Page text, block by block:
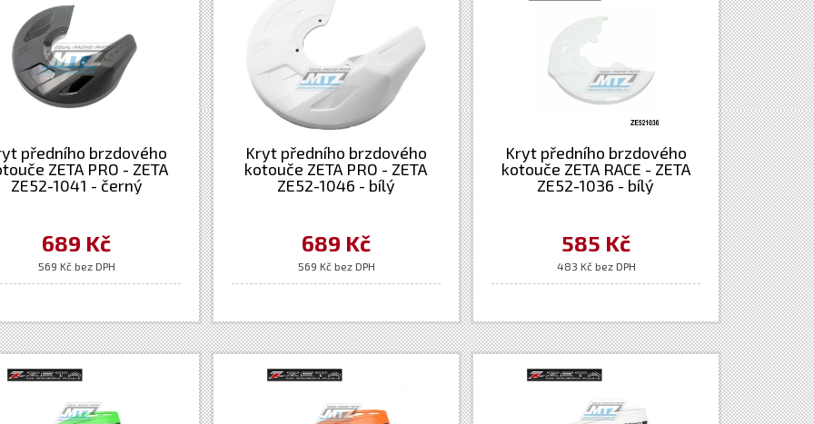
předního brzdového
ZETA PRO - ZETA
ZE52-1041 - černý
689 Kč
569 Kč bez DPH
Kryt předního brzdového
kotouče ZETA PRO - ZETA
ZE52-1046 - bílý
689 Kč
569 Kč bez DPH
Kryt předního brzdového
kotouče ZETA RACE - ZETA
ZE52-1036 - bílý
585 Kč
483 Kč bez DPH